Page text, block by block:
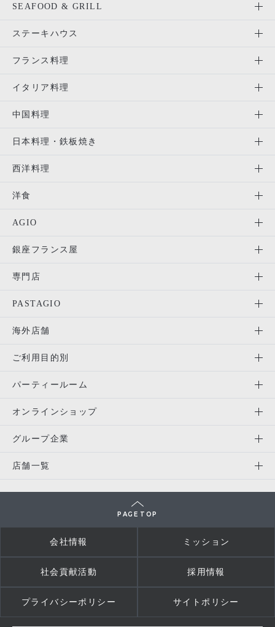
SEAFOOD & GRILL
ステーキハウス
フランス料理
イタリア料理
中国料理
日本料理・鉄板焼き
西洋料理
洋食
AGIO
銀座フランス屋
専門店
PASTAGIO
海外店舗
ご利用目的別
パーティールーム
オンラインショップ
グループ企業
店舗一覧
PAGE TOP
会社情報 ミッション
社会貢献活動 採用情報
プライバシーポリシー サイトポリシー